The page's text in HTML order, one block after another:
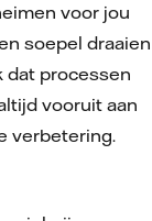
voor jou
soepel draaien
dat processen
vooruit aan
verbetering.